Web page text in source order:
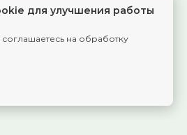
для улучшения работы
соглашаетесь на обработку